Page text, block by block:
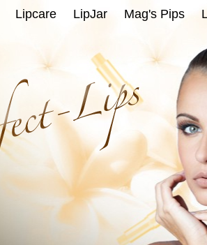
Lipcare LipJar Mag's Pips